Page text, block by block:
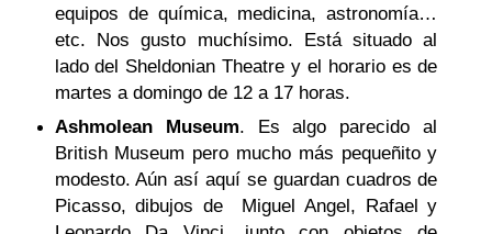
equipos de química, medicina, astronomía…
etc. Nos gusto muchísimo. Está situado al
lado del Sheldonian Theatre y el horario es de
martes a domingo de 12 a 17 horas.
Ashmolean Museum. Es algo parecido al
British Museum pero mucho más pequeñito y
modesto. Aún así aquí se guardan cuadros de
Picasso, dibujos de Miguel Angel, Rafael y